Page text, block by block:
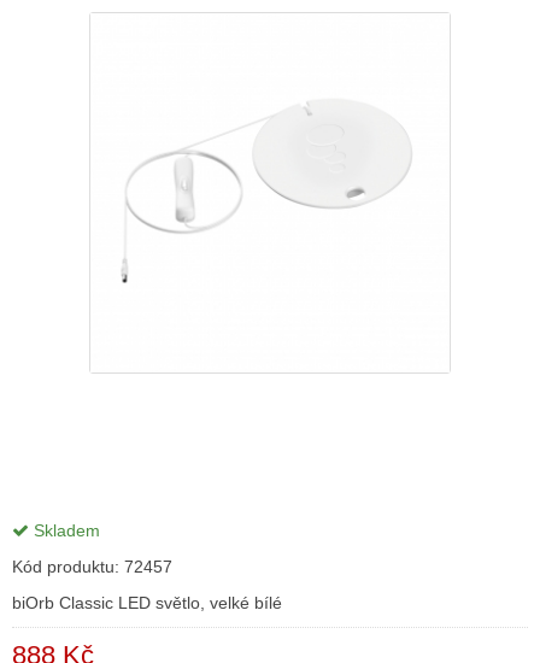
Skladem
Kód produktu: 72457
biOrb Classic LED světlo, velké bílé
888 Kč